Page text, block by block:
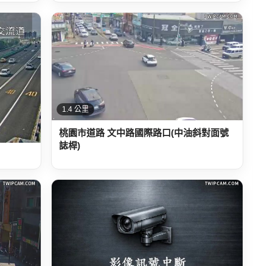
1.4 公里
桃園市道路 文中路國際路口(中油斜對面號
誌桿)